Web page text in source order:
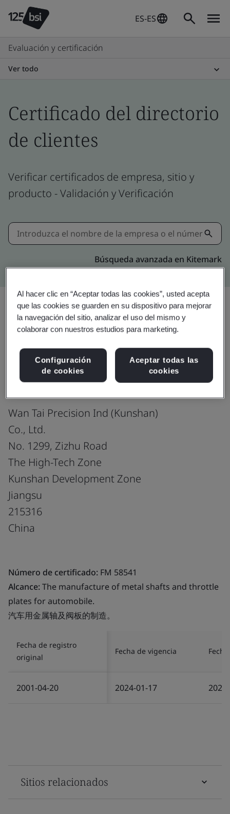
ES-ES
Evaluación y certificación
Ver todo
Certificado del directorio
de clientes
Verificar certificados de empresa, sitio y
producto - Validación y Verificación
Búsqueda avanzada en Kitemark
Compartir:
ISO 9001:2015
Wan Tai Precision Ind (Kunshan)
Co., Ltd.
No. 1299, Zizhu Road
The High-Tech Zone
Kunshan Development Zone
Jiangsu
215316
China
Número de certificado: FM 58541
Alcance:The manufacture of metal shafts and throttle
plates for automobile.
汽车用金属轴及阀板的制造。
Fecha de registro
original
Fecha de vigencia
2001-04-20 2024-01-17
Sitios relacionados
Al hacer clic en “Aceptar todas las cookies”, usted acepta
que las cookies se guarden en su dispositivo para mejorar
la navegación del sitio, analizar el uso del mismo y
colaborar con nuestros estudios para marketing.
Configuración
de cookies
Aceptar todas las
cookies